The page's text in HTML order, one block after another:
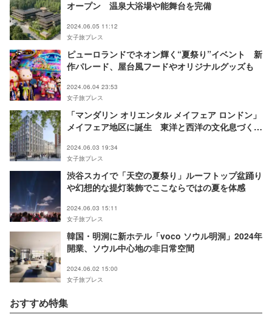
オープン 温泉大浴場や能舞台を完備
2024.06.05 11:12
女子旅プレス
ピューロランドでネオン輝く“夏祭り”イベント 新
作パレード、屋台風フードやオリジナルグッズも
2024.06.04 23:53
女子旅プレス
「マンダリン オリエンタル メイフェア ロンドン」
メイフェア地区に誕生 東洋と西洋の文化息づくデ
2024.06.03 19:34
女子旅プレス
渋谷スカイで「天空の夏祭り」ルーフトップ盆踊り
や幻想的な提灯装飾でここならではの夏を体感
2024.06.03 15:11
女子旅プレス
韓国・明洞に新ホテル「voco ソウル明洞」2024年
開業、ソウル中心地の非日常空間
2024.06.02 15:00
女子旅プレス
おすすめ特集